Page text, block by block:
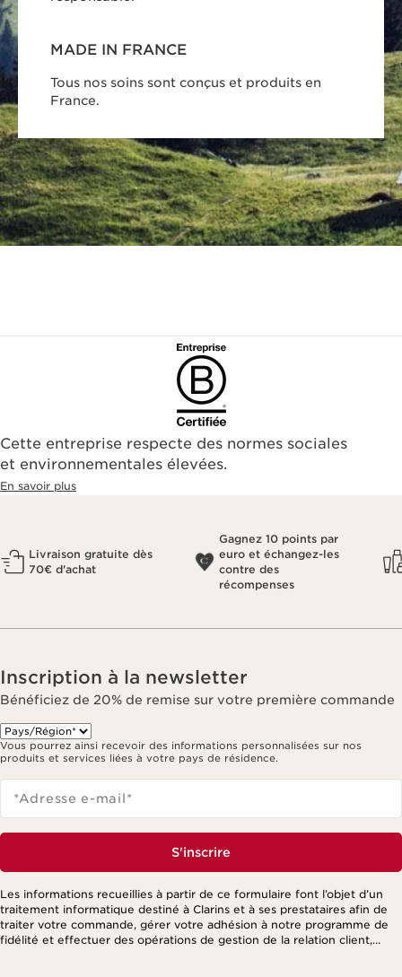
MADE IN FRANCE
Tous nos soins sont conçus et produits en
France.
Cette entreprise respecte des normes sociales
et environnementales élevées.
En savoir plus
Livraison gratuite dès
70€ d'achat
Gagnez 10 points par
euro et échangez-les
contre des
récompenses
Inscription à la newsletter
Bénéficiez de 20% de remise sur votre première commande
Vous pourrez ainsi recevoir des informations personnalisées sur nos
produits et services liées à votre pays de résidence.
*Adresse e-mail*
S'inscrire
Les informations recueillies à partir de ce formulaire font l’objet d’un
traitement informatique destiné à Clarins et à ses prestataires afin de
traiter votre commande, gérer votre adhésion à notre programme de
fidélité et effectuer des opérations de gestion de la relation client,